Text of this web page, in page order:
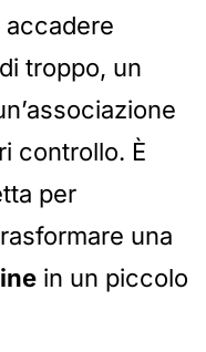
accadere
troppo, un
controllo. È
per
una
in un piccolo